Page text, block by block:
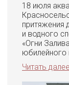
18 июля
притяжения
и водного
«Огни
юбилейного
Читать далее